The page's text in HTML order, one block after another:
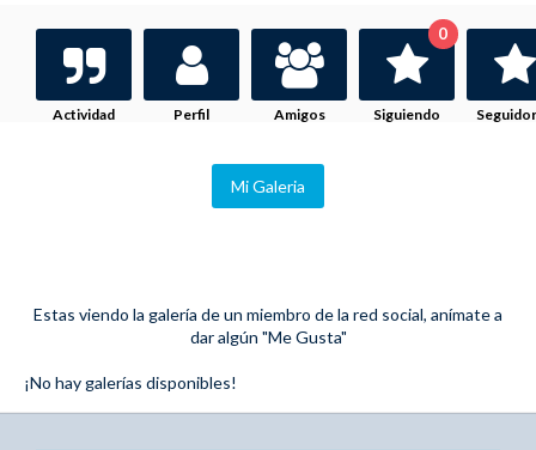
Actividad Perfil Amigos Siguiendo
0
Mi Galeria
Estas viendo la galería de un miembro de la red social, anímate a
dar algún "Me Gusta"
¡No hay galerías disponibles!